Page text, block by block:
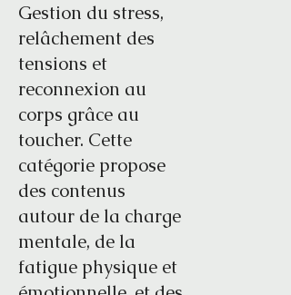
Gestion du stress,
relâchement des
tensions et
reconnexion au
corps grâce au
toucher. Cette
catégorie propose
des contenus
autour de la charge
mentale, de la
fatigue physique et